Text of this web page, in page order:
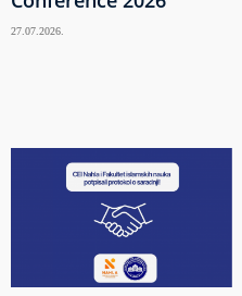
27.07.2026.